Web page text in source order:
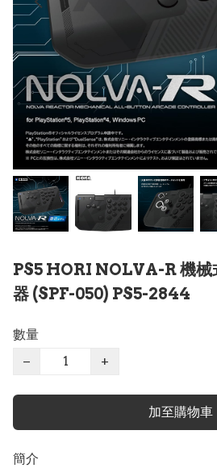
PS5 HORI NOLVA-R 機械
器 (SPF-050) PS5-2844
數量
−
+
加至購物車
簡介